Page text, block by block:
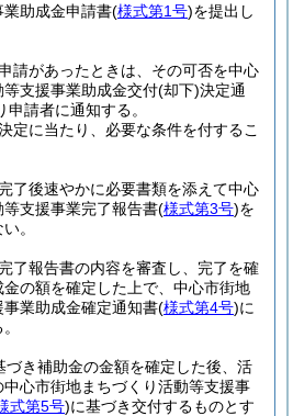
助成金申請書(様式第1号)を提出し
請があったときは、その可否を中心
支援事業助成金交付(却下)決定通
申請者に通知する。
定に当たり、必要な条件を付するこ
了後速やかに必要書類を添えて中心
支援事業完了報告書(様式第3号)を
。
了報告書の内容を審査し、完了を確
の額を確定した上で、中心市街地
業助成金確定通知書(様式第4号)に
づき補助金の金額を確定した後、活
心市街地まちづくり活動等支援事
式第5号)に基づき交付するものとす